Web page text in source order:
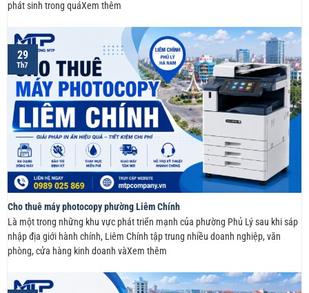
phát sinh trong quáXem thêm
Cho thuê máy photocopy phường Liêm Chính
Là một trong những khu vực phát triển mạnh của phường Phủ Lý sau khi sáp
nhập địa giới hành chính, Liêm Chính tập trung nhiều doanh nghiệp, văn
phòng, cửa hàng kinh doanh vàXem thêm
29
Th7